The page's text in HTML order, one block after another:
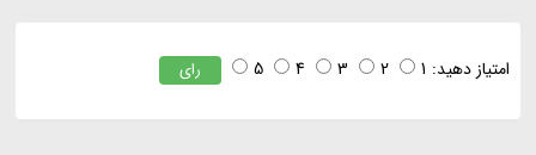
امتیاز دهید: 1
2
3
4
5 رای